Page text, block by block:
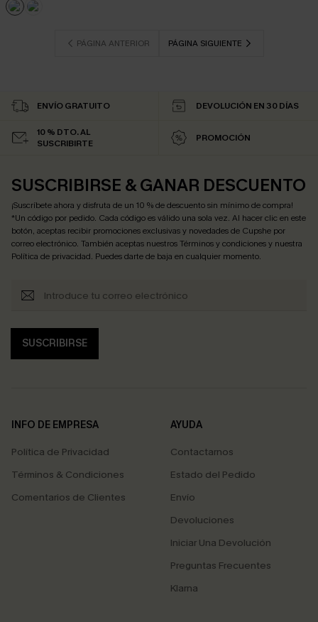
PÁGINA ANTERIOR PÁGINA SIGUIENTE
ENVÍO GRATUITO DEVOLUCIÓN EN 30 DÍAS
10 % DTO. AL
SUSCRIBIRTE
PROMOCIÓN
SUSCRIBIRSE & GANAR DESCUENTO
¡Suscríbete ahora y disfruta de un 10 % de descuento sin mínimo de compra!
*Un código por pedido. Cada código es válido una sola vez. Al hacer clic en este
botón, aceptas recibir promociones exclusivas y novedades de Cupshe por
correo electrónico. También aceptas nuestrosTérminos y condicionesy nuestra
Política de privacidad. Puedes darte de baja en cualquier momento.
SUSCRIBIRSE
INFO DE EMPRESA
Política de Privacidad
Términos & Condiciones
Comentarios de Clientes
AYUDA
Contactarnos
Estado del Pedido
Envío
Devoluciones
Iniciar Una Devolución
Preguntas Frecuentes
Klarna